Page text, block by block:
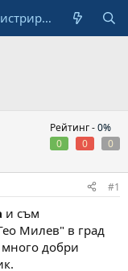
Регистрирай се
Рейтинг -0%
0
0 0
#1
и съм
Милев" в град
добри